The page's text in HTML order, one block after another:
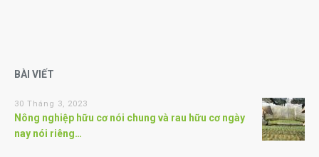
BÀI VIẾT
30 Tháng 3, 2023
Nông nghiệp hữu cơ nói chung và rau hữu cơ ngày
nay nói riêng…